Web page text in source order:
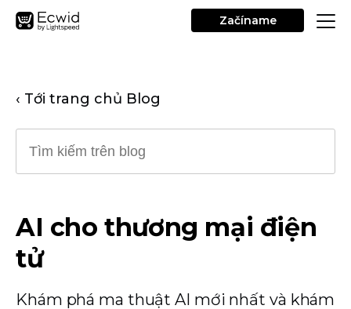
Začíname
‹ Tới trang chủ Blog
AI cho thương mại điện
tử
Khám phá ma thuật AI mới nhất và khám